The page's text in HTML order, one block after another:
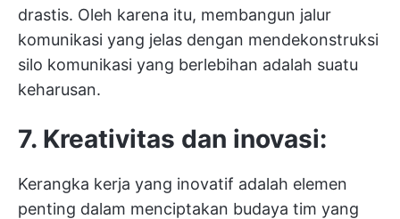
drastis. Oleh karena itu, membangun jalur
komunikasi yang jelas dengan mendekonstruksi
silo komunikasi yang berlebihan adalah suatu
keharusan.
7. Kreativitas dan inovasi:
Kerangka kerja yang inovatif adalah elemen
penting dalam menciptakan budaya tim yang